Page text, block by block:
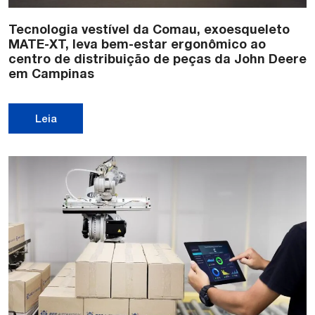
Tecnologia vestível da Comau, exoesqueleto
MATE-XT, leva bem-estar ergonômico ao
centro de distribuição de peças da John Deere
em Campinas
Leia